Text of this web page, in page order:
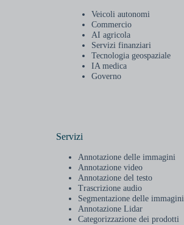
Veicoli autonomi
Commercio
AI agricola
Servizi finanziari
Tecnologia geospaziale
IA medica
Governo
Servizi
Annotazione delle immagini
Annotazione video
Annotazione del testo
Trascrizione audio
Segmentazione delle immagini
Annotazione Lidar
Categorizzazione dei prodotti